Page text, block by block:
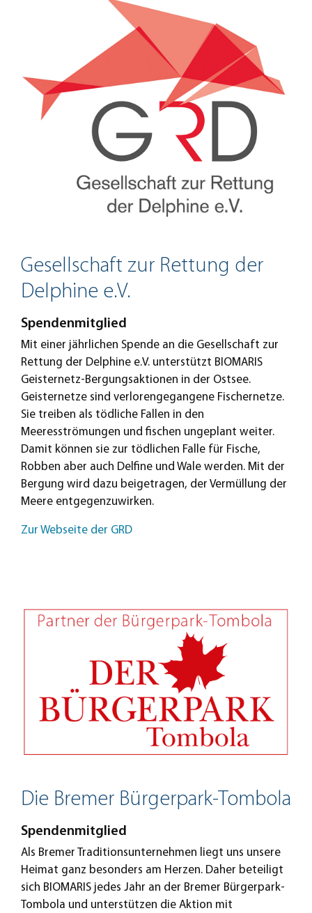
Gesellschaft zur Rettung der
Delphine e.V.
Spendenmitglied
Mit einer jährlichen Spende an die Gesellschaft zur
Rettung der Delphine e.V. unterstützt BIOMARIS
Geisternetz-Bergungsaktionen in der Ostsee.
Geisternetze sind verlorengegangene Fischernetze.
Sie treiben als tödliche Fallen in den
Meeresströmungen und fischen ungeplant weiter.
Damit können sie zur tödlichen Falle für Fische,
Robben aber auch Delfine und Wale werden. Mit der
Bergung wird dazu beigetragen, der Vermüllung der
Meere entgegenzuwirken.
Zur Webseite der GRD
Die Bremer Bürgerpark-Tombola
Spendenmitglied
Als Bremer Traditionsunternehmen liegt uns unsere
Heimat ganz besonders am Herzen. Daher beteiligt
sich BIOMARIS jedes Jahr an der Bremer Bürgerpark-
Tombola und unterstützen die Aktion mit